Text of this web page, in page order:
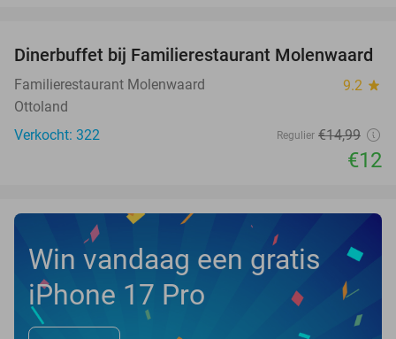
20%
Dinerbuffet bij Familierestaurant Molenwaard
Familierestaurant Molenwaard 9.2 star
Ottoland
Verkocht: 322
Regulier €14,99
€12
Win vandaag een gratis
iPhone 17 Pro